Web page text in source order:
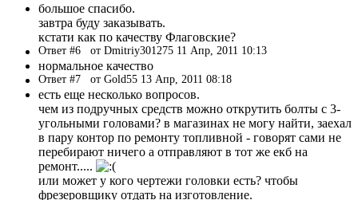
большое спасибо.
завтра буду заказывать.
кстати как по качеству Флаговские?
Ответ #6 от Dmitriy301275 11 Апр, 2011 10:13
нормальное качество
Ответ #7 от Gold55 13 Апр, 2011 08:18
есть еще несколько вопросов.
чем из подручных средств можно открутить болты с 3-
угольными головами? в магазинах не могу найти, заехал
в пару контор по ремонту топливной - говорят сами не
перебирают ничего а отправляют в тот же екб на
ремонт.....
или может у кого чертежи головки есть? чтобы
фрезеровщику отдать на изготовление.